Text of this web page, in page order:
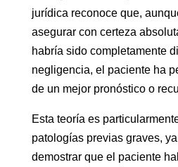
jurídica reconoce que,
asegurar con certeza
habría sido completamente
negligencia, el paciente ha
de un mejor pronóstico o
Esta teoría es
patologías previas graves,
demostrar que el paciente